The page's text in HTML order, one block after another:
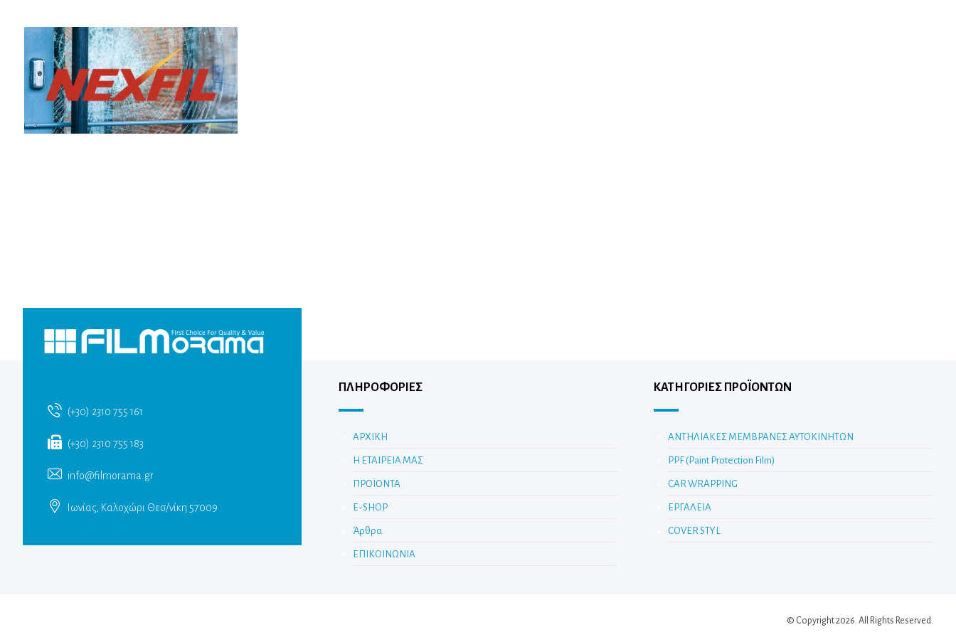
(+30) 2310 755 161
(+30) 2310 755 183
info@filmorama.gr
Ιωνίας, Καλοχώρι Θεσ/νίκη 57009
ΠΛΗΡΟΦΟΡΙΕΣ
ΑΡΧΙΚΗ
Η ΕΤΑΙΡΕΙΑ ΜΑΣ
ΠΡΟΪΟΝΤΑ
E-SHOP
Άρθρα
ΕΠΙΚΟΙΝΩΝΙΑ
ΚΑΤΗΓΟΡΊΕΣ ΠΡΟΪΌΝΤΩΝ
ΑΝΤΗΛΙΑΚΕΣ ΜΕΜΒΡΑΝΕΣ ΑΥΤΟΚΙΝΗΤΩΝ
PPF (Paint Protection Film)
CAR WRAPPING
ΕΡΓΑΛΕΙΑ
COVER STYL
© Copyright 2026. All Rights Reserved.